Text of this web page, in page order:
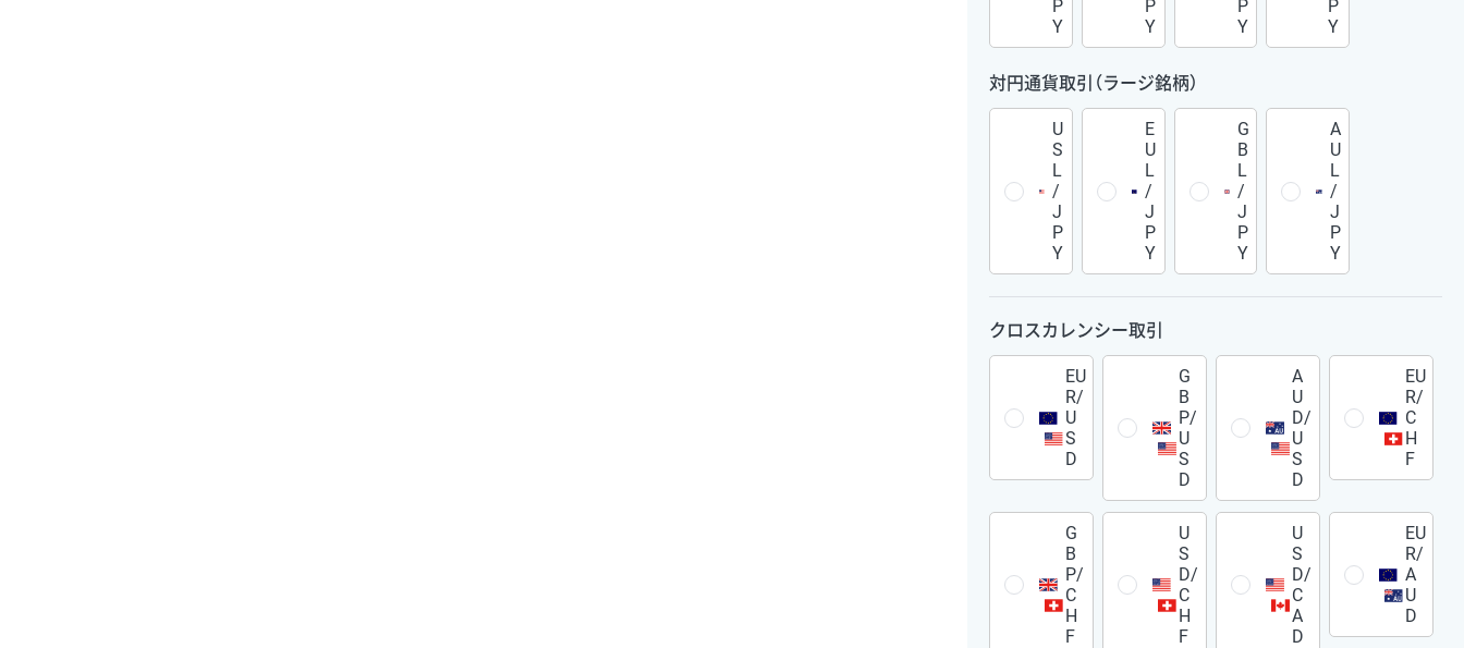
P
Y
P
Y
P
Y
P
Y
対円通貨取引（ラージ銘柄）
U
S
L
/
J
P
Y
E
U
L
/
J
P
Y
G
B
L
/
J
P
Y
A
U
L
/
J
P
Y
クロスカレンシー取引
EU
R/
U
S
D
G
B
P/
U
S
D
A
U
D/
U
S
D
EU
R/
C
H
F
G
B
P/
C
H
F
U
S
D/
C
H
F
U
S
D/
C
A
D
EU
R/
A
U
D